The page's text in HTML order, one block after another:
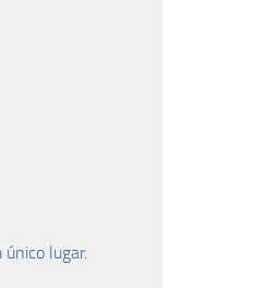
lugar.